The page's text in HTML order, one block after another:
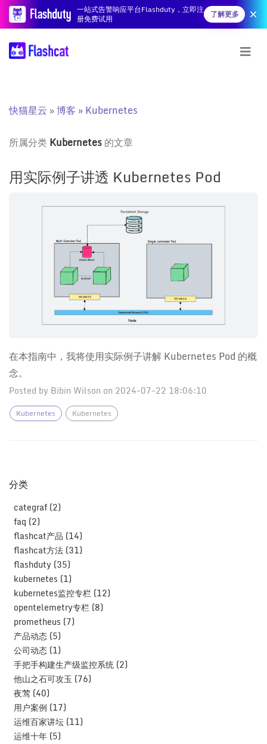
一站式告警响应平台Flashduty，立即注
册免费试用
了解更多
快猫星云 博客 Kubernetes
所属分类Kubernetes的文章
用实际例子讲透 Kubernetes Pod
在本指南中，我将使用实际例子讲解 Kubernetes Pod 的概
念。
Posted by Bibin Wilson on 2024-07-22 18:06:10
Kubernetes Kubernetes
分类
categraf (2)
faq (2)
flashcat产品 (14)
flashcat方法 (31)
flashduty (35)
kubernetes (1)
kubernetes监控专栏 (12)
opentelemetry专栏 (8)
prometheus (7)
产品动态 (5)
公司动态 (1)
手把手构建生产级监控系统 (2)
他山之石可攻玉 (76)
夜莺 (40)
用户案例 (17)
运维百家讲坛 (11)
运维十年 (5)